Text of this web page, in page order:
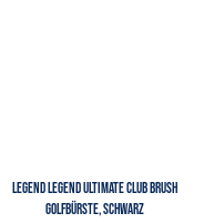
Legend Legend Ultimate Club Brush
Golfbürste, schwarz